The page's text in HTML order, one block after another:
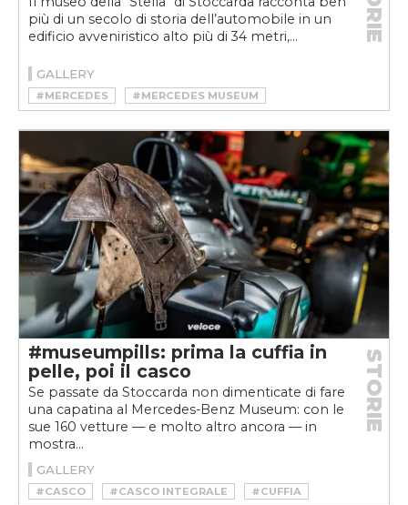
più di un secolo di storia dell’automobile in un
edificio avveniristico alto più di 34 metri,...
GALLERY
#MERCEDES
#MERCEDES MUSEUM
#MUSEO
#STOCCARDA
#museumpills: prima la cuffia in
pelle, poi il casco
Se passate da Stoccarda non dimenticate di fare
una capatina al Mercedes-Benz Museum: con le
sue 160 vetture — e molto altro ancora — in
mostra...
STORIE
GALLERY
#CASCO #CASCO INTEGRALE
#CUFFIA